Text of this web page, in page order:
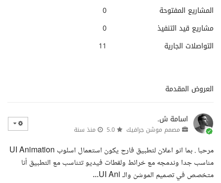
المشاريع المفتوحة
0
مشاريع قيد التنفيذ
0
التواصلات الجارية
11
العروض المقدمة
اسامة ش.
مصمم موشن جرافيك منذ سنة
مرحبا . بما انو اعلان لتطبيق فارح يكون استعمال اسلوب UI Animation
مناسب جدا وندمجه مع خرائط ولقطات فيديو تتناسب مع التطبيق أنا
متخصص في تصميم الموشن والـ UI Ani...